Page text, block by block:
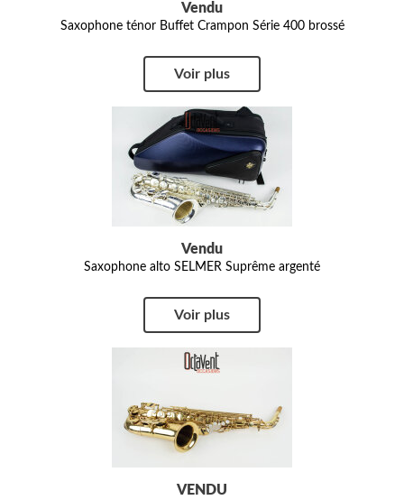
Vendu
Saxophone ténor Buffet Crampon Série 400 brossé
Voir plus
Vendu
Saxophone alto SELMER Suprême argenté
Voir plus
VENDU